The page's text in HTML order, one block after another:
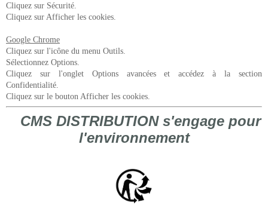
Cliquez sur Sécurité.
Cliquez sur Afficher les cookies.
Google Chrome
Cliquez sur l'icône du menu Outils.
Sélectionnez Options.
Cliquez sur l'onglet Options avancées et accédez à la section
Confidentialité.
Cliquez sur le bouton Afficher les cookies.
CMS DISTRIBUTION s'engage pour
l'environnement